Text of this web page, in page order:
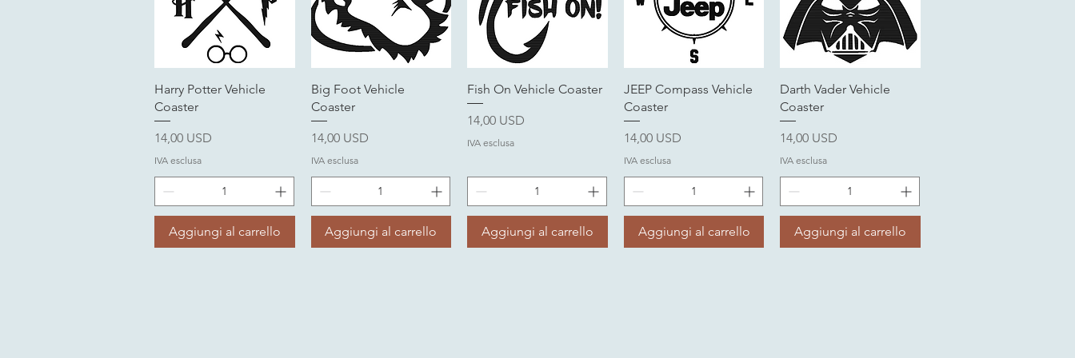
Vista rapida
Harry Potter Vehicle
Coaster
Prezzo
14,00 USD
IVA esclusa
Aggiungi al carrello
Vista rapida
Big Foot Vehicle
Coaster
Prezzo
14,00 USD
IVA esclusa
Aggiungi al carrello
Vista rapida
Fish On Vehicle Coaster
Prezzo
14,00 USD
IVA esclusa
Aggiungi al carrello
Vista rapida
JEEP Compass Vehicle
Coaster
Prezzo
14,00 USD
IVA esclusa
Aggiungi al carrello
Vista rapida
Darth Vader Vehicle
Coaster
Prezzo
14,00 USD
IVA esclusa
Aggiungi al carrello